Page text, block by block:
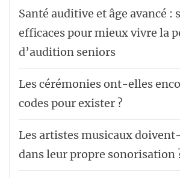
Santé auditive et âge avancé :
efficaces pour mieux vivre la
d’audition seniors
Les cérémonies ont-elles
codes pour exister ?
Les artistes musicaux
dans leur propre sonorisation